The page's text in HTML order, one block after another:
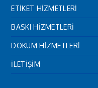
ETİKET HİZMETLERİ
BASKI HİZMETLERİ
DÖKÜM HİZMETLERİ
İLETİŞİM